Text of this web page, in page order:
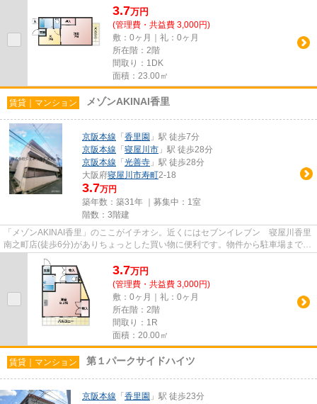
3.7万円
(管理費・共益費 3,000円)
敷：0ヶ月｜礼：0ヶ月
所在階：2階
間取り：1DK
面積：23.00㎡
賃貸｜マンション メゾンAKINAI香里
京阪本線 「 香里園 」駅 徒歩7分
京阪本線 「 寝屋川市 」駅 徒歩28分
京阪本線 「 光善寺 」駅 徒歩28分
大阪府寝屋川市寿町2-18
3.7万円
築年数：築31年 ｜募集中： 1室
階数：3階建
「メゾンAKINAI香里」のここがイチオシ。近くにはセブンイレブン 寝屋川香里
南之町店(徒歩6分)がありちょっとした買い物に便利です。物件から駐車場までの
距離は150mです。物件の近く...
3.7万円
(管理費・共益費 3,000円)
敷：0ヶ月｜礼：0ヶ月
所在階：2階
間取り：1R
面積：20.00㎡
賃貸｜マンション 第１パークサイドハイツ
京阪本線 「 香里園 」駅 徒歩23分